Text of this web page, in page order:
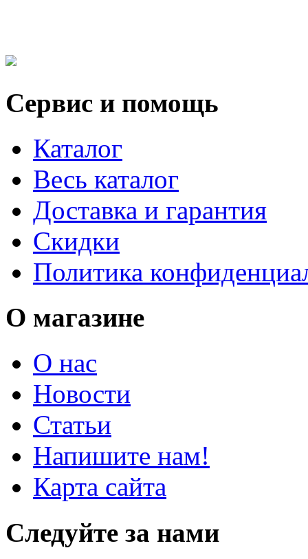
Сервис и помощь
Каталог
Весь каталог
Доставка и гарантия
Скидки
Политика
О магазине
О нас
Новости
Статьи
Напишите нам!
Карта сайта
Следуйте за нами